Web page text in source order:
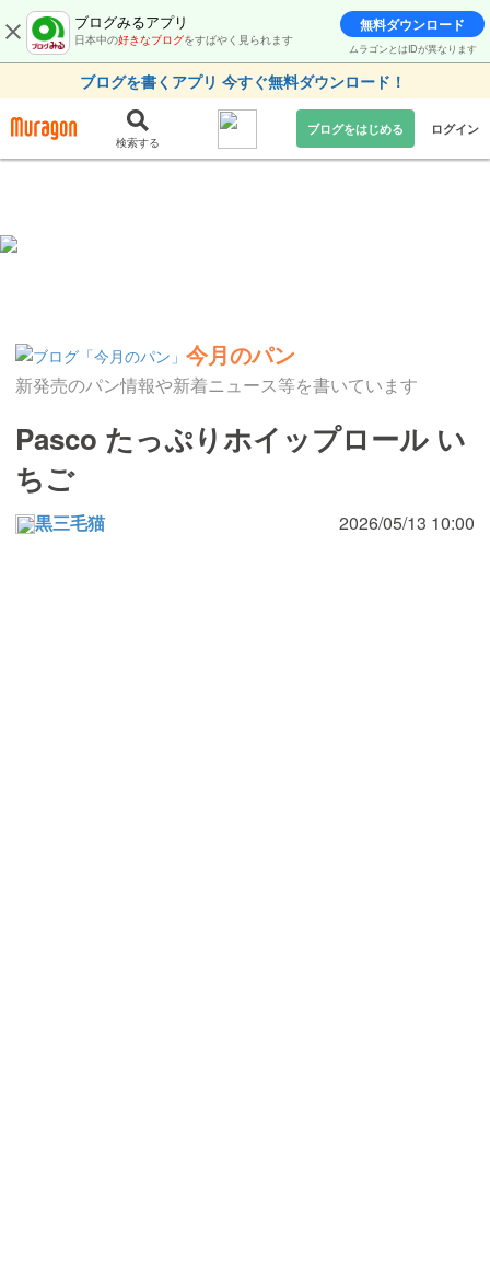
ブログみるアプリ
日本中の好きなブログをすばやく見られます
無料ダウンロード
ムラゴンとはIDが異なります
ブログを書くアプリ 今すぐ無料ダウンロード！
検索する
ブログをはじめる ログイン
今月のパン
新発売のパン情報や新着ニュース等を書いています
Pasco たっぷりホイップロール い
ちご
黒三毛猫 2026/05/13 10:00